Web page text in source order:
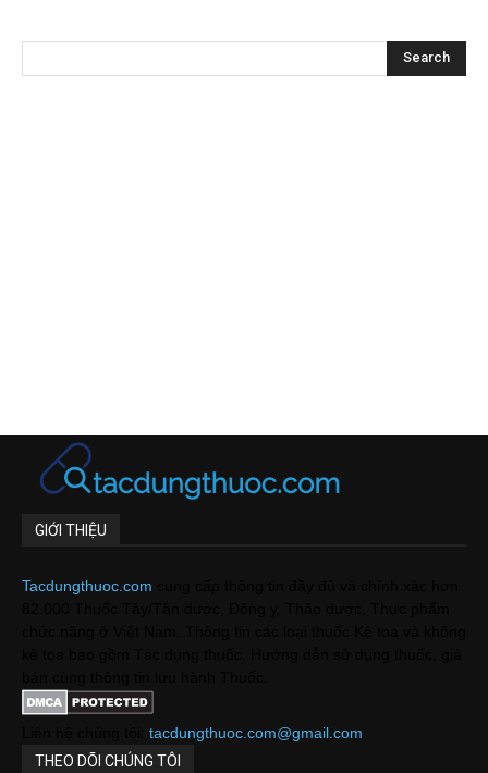
GIỚI THIỆU
Tacdungthuoc.com
tacdungthuoc.com@gmail.com
THEO DÕI CHÚNG TÔI